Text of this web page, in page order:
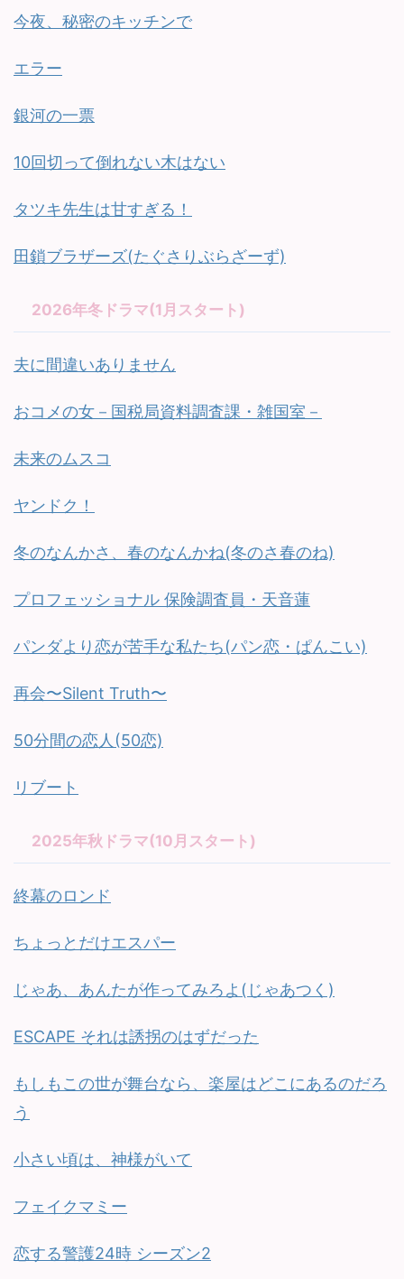
今夜、秘密のキッチンで
エラー
銀河の一票
10回切って倒れない木はない
タツキ先生は甘すぎる！
田鎖ブラザーズ(たぐさりぶらざーず)
2026年冬ドラマ(1月スタート)
夫に間違いありません
おコメの女－国税局資料調査課・雑国室－
未来のムスコ
ヤンドク！
冬のなんかさ、春のなんかね(冬のさ春のね)
プロフェッショナル 保険調査員・天音蓮
パンダより恋が苦手な私たち(パン恋・ぱんこい)
再会〜Silent Truth〜
50分間の恋人(50恋)
リブート
2025年秋ドラマ(10月スタート)
終幕のロンド
ちょっとだけエスパー
じゃあ、あんたが作ってみろよ(じゃあつく)
ESCAPE それは誘拐のはずだった
もしもこの世が舞台なら、楽屋はどこにあるのだろ
う
小さい頃は、神様がいて
フェイクマミー
恋する警護24時 シーズン2